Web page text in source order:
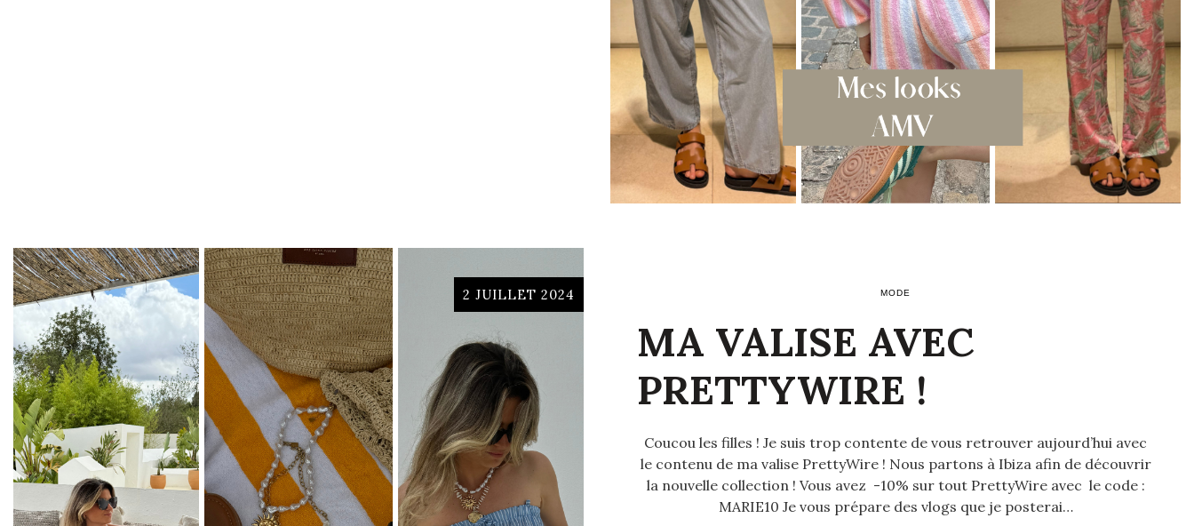
2 JUILLET 2024 MODE
MA VALISE AVEC
PRETTYWIRE !
Coucou les filles ! Je suis trop contente de vous retrouver aujourd’hui avec
le contenu de ma valise PrettyWire ! Nous partons à Ibiza afin de découvrir
la nouvelle collection ! Vous avez -10% sur tout PrettyWire avec le code :
MARIE10 Je vous prépare des vlogs que je posterai…